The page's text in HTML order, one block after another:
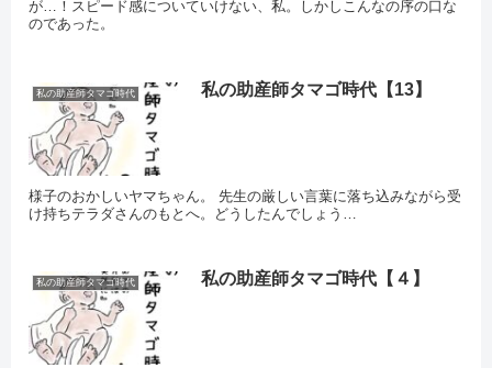
が…！スピード感についていけない、私。しかしこんなの序の口な
のであった。
私の助産師タマゴ時代 私の助産師タマゴ時代【13】
様子のおかしいヤマちゃん。 先生の厳しい言葉に落ち込みながら受
け持ちテラダさんのもとへ。どうしたんでしょう…
私の助産師タマゴ時代 私の助産師タマゴ時代【４】